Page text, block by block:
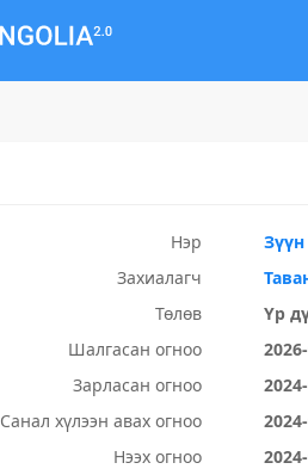
Нэр
Захиалагч
Төлөв
Үр
Шалгасан огноо
Зарласан огноо
Санал хүлээн авах огноо
Нээх огноо